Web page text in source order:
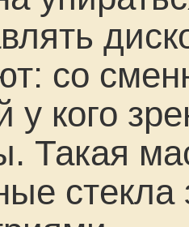
более 8
что
либо
От
спрячется.